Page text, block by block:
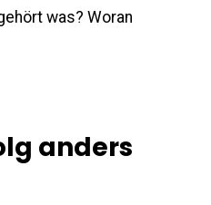
was? Woran
anders